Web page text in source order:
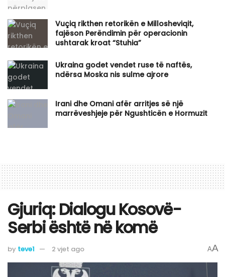
Vuçiq rikthen retorikën e Millosheviqit,
fajëson Perëndimin për operacionin
ushtarak kroat “Stuhia”
Ukraina godet vendet ruse të naftës,
ndërsa Moska nis sulme ajrore
Irani dhe Omani afër arritjes së një
marrëveshjeje për Ngushticën e Hormuzit
Gjuriq: Dialogu Kosovë-
Serbi është në komë
by teve1 2 vjet ago AA